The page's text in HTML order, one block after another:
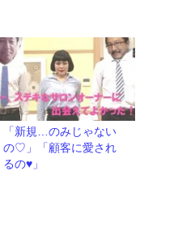
「新規…のみじゃない
の♡」「顧客に愛され
るの♥」